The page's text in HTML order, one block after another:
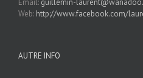
Email: guillemin-
Web: http://www.facebook.com/
AUTRE INFO